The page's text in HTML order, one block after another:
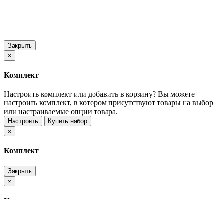
Закрыть
×
Комплект
Настроить комплект или добавить в корзину? Вы можете
настроить комплект, в котором присутствуют товары на выбор
или настраиваемые опции товара.
Настроить
Купить набор
×
Комплект
Закрыть
×